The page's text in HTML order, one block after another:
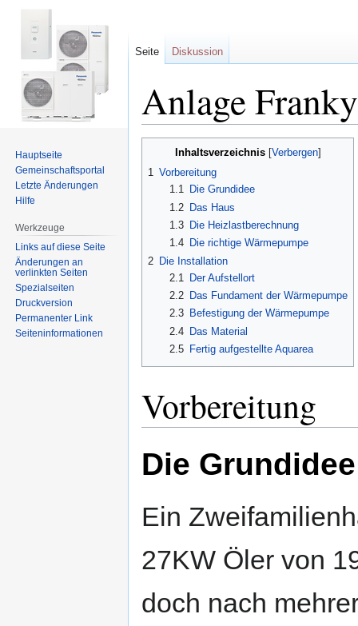
Anlage Franky
Inhaltsverzeichnis
1 Vorbereitung
1.1
Die Grundidee
1.2
Das Haus
1.3
Die Heizlastberechnung
1.4
Die richtige Wärmepumpe
2 Die Installation
2.1
Der Aufstellort
2.2
Das Fundament der Wärmepumpe
2.3
Befestigung der Wärmepumpe
2.4 Das Material
2.5
Fertig aufgestellte Aquarea
Vorbereitung
Die Grundidee
Ein
27KW Öler von
doch nach
Seite Diskussion
Hauptseite
Gemeinschafts­portal
Letzte Änderungen
Hilfe
Werkzeuge
Links auf diese Seite
Änderungen an
verlinkten Seiten
Spezialseiten
Druckversion
Permanenter Link
Seiten­informationen